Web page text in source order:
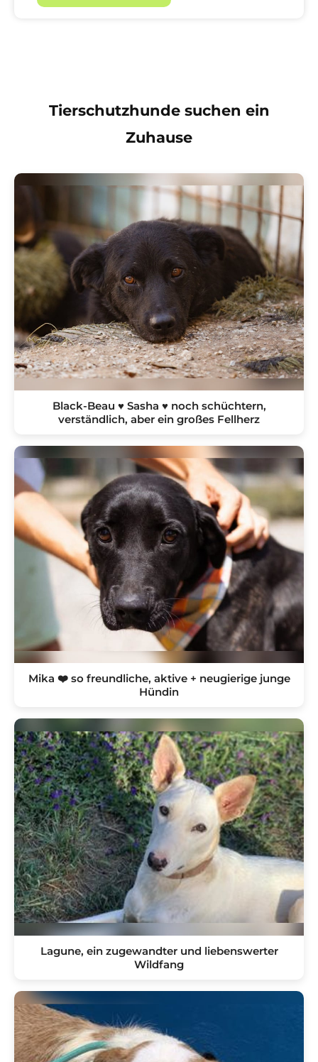
Tierschutzhunde suchen ein
Zuhause
Black-Beau ♥ Sasha ♥ noch schüchtern,
verständlich, aber ein großes Fellherz
Mika ❤️ so freundliche, aktive + neugierige junge
Hündin
Lagune, ein zugewandter und liebenswerter
Wildfang